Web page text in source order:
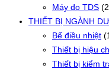
Máy đo TDS
THIẾT BỊ NGÀNH
Bể điều nhiệt
Thiết bị hiệu
Thiết bị kiểm